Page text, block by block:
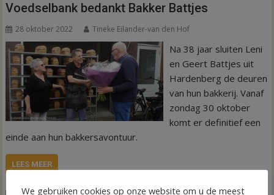
Voedselbank bedankt Bakker Battjes
28 oktober 2022 Tineke Eilander-van den Hof
Na 38 jaar sluiten Leni
en Geert Battjes uit
Hardenberg de deuren
van hun bakkerij. Vanaf
zondag 30 oktober
komt er definitief een
einde aan hun bakkersavontuur.
LEES MEER
Nieuws Bakker Battjes ,Bakkerij, De Brink, Sluiting
We gebruiken cookies op onze website om u de meest